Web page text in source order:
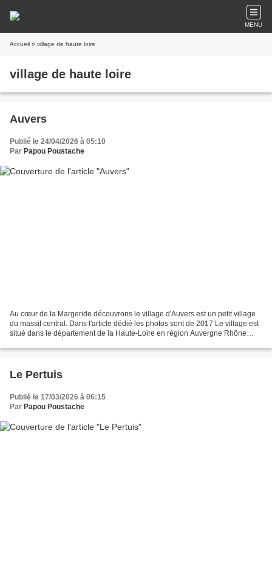
MENU
Accueil » village de haute loire
village de haute loire
Auvers
Publié le 24/04/2026 à 05:10
Par Papou Poustache
Au cœur de la Margeride découvrons le village d'Auvers est un petit village
du massif central. Dans l'article dédié les photos sont de 2017 Le village est
situé dans le département de la Haute-Loire en région Auvergne Rhône
Le Pertuis
Publié le 17/03/2026 à 06:15
Par Papou Poustache